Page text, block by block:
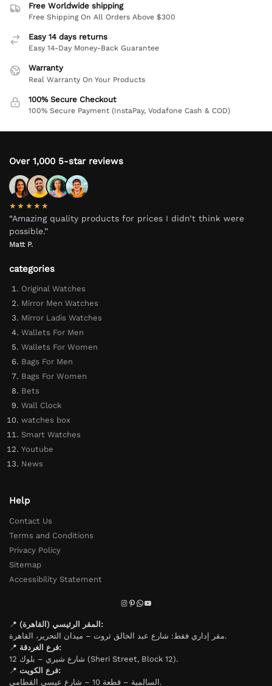
Free Worldwide shipping
Free Shipping On All Orders Above $300
Easy 14 days returns
Easy 14-Day Money-Back Guarantee
Warranty
Real Warranty On Your Products
100% Secure Checkout
100% Secure Payment (InstaPay, Vodafone Cash & COD)
Over 1,000 5-star reviews
★★★★★
“Amazing quality products for prices I didn’t think were
possible.”
Matt P.
categories
Original Watches
Mirror Men Watches
Mirror Ladis Watches
Wallets For Men
Wallets For Women
Bags For Men
Bags For Women
Bets
Wall Clock
watches box
Smart Watches
Youtube
News
Help
Contact Us
Terms and Conditions
Privacy Policy
Sitemap
Accessibility Statement
📍
المقر الرئيسي (القاهرة):
مقر إداري فقط: شارع عبد الخالق ثروت – ميدان التحرير، القاهرة.
📍
فرع الغردقة:
شارع شيري – بلوك 12 (Sheri Street, Block 12).
📍
فرع الكويت:
السالمية – قطعة 10 – شارع عيسى القطامي.